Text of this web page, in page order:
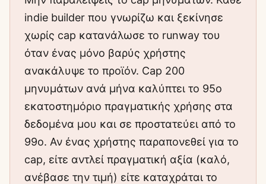
indie builder που γνωρίζω και ξεκίνησε
χωρίς cap κατανάλωσε το runway του
όταν ένας μόνο βαρύς χρήστης
ανακάλυψε το προϊόν. Cap 200
μηνυμάτων ανά μήνα καλύπτει το 95ο
εκατοστημόριο πραγματικής χρήσης στα
δεδομένα μου και σε προστατεύει από το
99ο. Αν ένας χρήστης παραπονεθεί για το
cap, είτε αντλεί πραγματική αξία (καλό,
ανέβασε την τιμή) είτε καταχράται το